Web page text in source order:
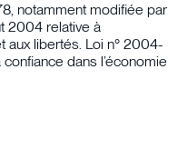
notamment modifiée par
2004 relative à
aux libertés. Loi n° 2004-
dans l’économie